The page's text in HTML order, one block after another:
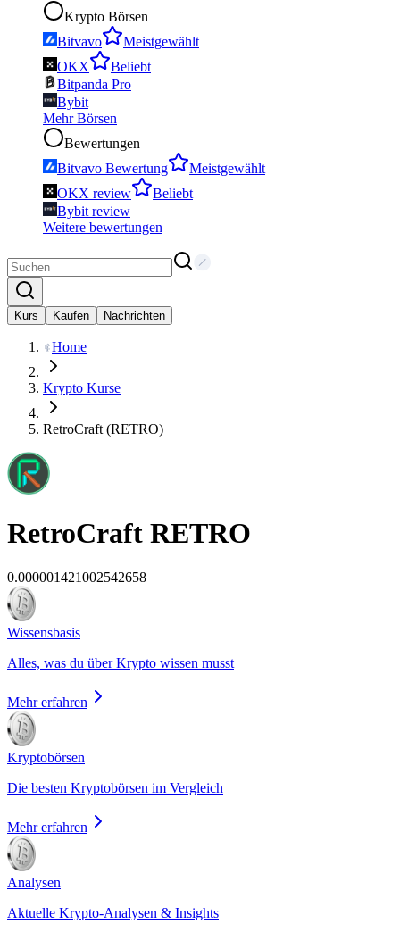
Krypto Börsen
Bitvavo
Meistgewählt
OKX
Beliebt
Bitpanda Pro
Bybit
Mehr Börsen
Bewertungen
Bitvavo Bewertung
Meistgewählt
OKX review
Beliebt
Bybit review
Weitere bewertungen
Kurs Kaufen Nachrichten
Home
Krypto Kurse
RetroCraft (RETRO)
RetroCraft RETRO
0.000001421002542658
Wissensbasis
Alles, was du über Krypto wissen musst
Mehr erfahren
Kryptobörsen
Die besten Kryptobörsen im Vergleich
Mehr erfahren
Analysen
Aktuelle Krypto-Analysen & Insights